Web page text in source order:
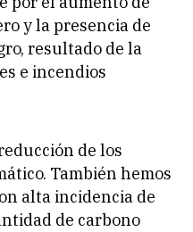
y la presencia de
resultado de la
e incendios
de los
También hemos
alta incidencia de
de carbono